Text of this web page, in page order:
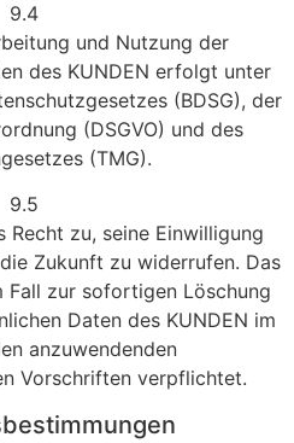
9.4
und Nutzung der
des KUNDEN erfolgt unter
(BDSG), der
(DSGVO) und des
(TMG).
9.5
Recht zu, seine Einwilligung
Zukunft zu widerrufen. Das
Fall zur sofortigen Löschung
Daten des KUNDEN im
anzuwendenden
Vorschriften verpflichtet.